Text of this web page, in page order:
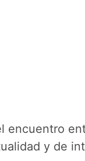
encuentro
y de